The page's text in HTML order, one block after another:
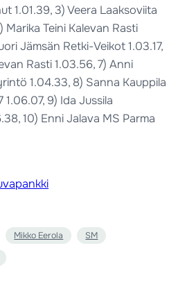
1.01.39, 3) Veera Laaksoviita
Marika Teini Kalevan Rasti
Jämsän Retki-Veikot 1.03.17,
Rasti 1.03.56, 7) Anni
1.04.33, 8) Sanna Kauppila
9) Ida Jussila
10) Enni Jalava MS Parma
Mikko Eerola SM